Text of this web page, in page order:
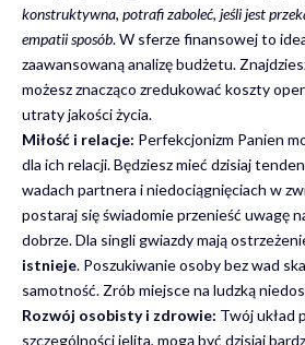
konstruktywna, potrafi zaboleć, jeśli jest
empatii sposób. W sferze finansowej to
zaawansowaną analizę budżetu.
możesz znacząco zredukować koszty
utraty jakości życia.
Miłość i relacje: Perfekcjonizm Panien
dla ich relacji. Będziesz mieć dzisiaj
wadach partnera i niedociągnięciach w
postaraj się świadomie przenieść uwagę
dobrze. Dla singli gwiazdy mają
istnieje. Poszukiwanie osoby bez wad
samotność. Zrób miejsce na ludzką
Rozwój osobisty i zdrowie: Twój układ
szczególności jelita, mogą być dzisiaj